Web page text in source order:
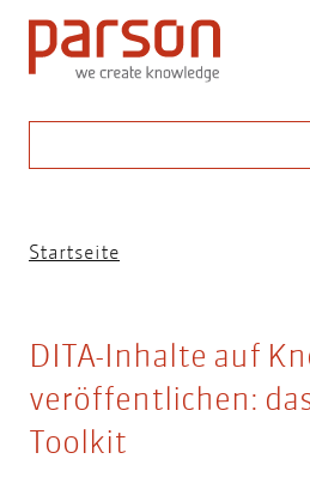
Direkt
zum
Inhalt
Pfadnavigation
Startseite
DITA-Inhalte auf
veröffentlichen:
Toolkit